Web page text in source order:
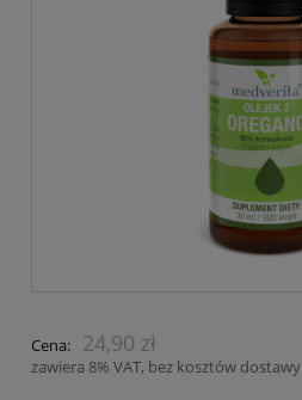
Cena: 24,90 zł
zawiera 8% VAT, bez kosztów dostawy